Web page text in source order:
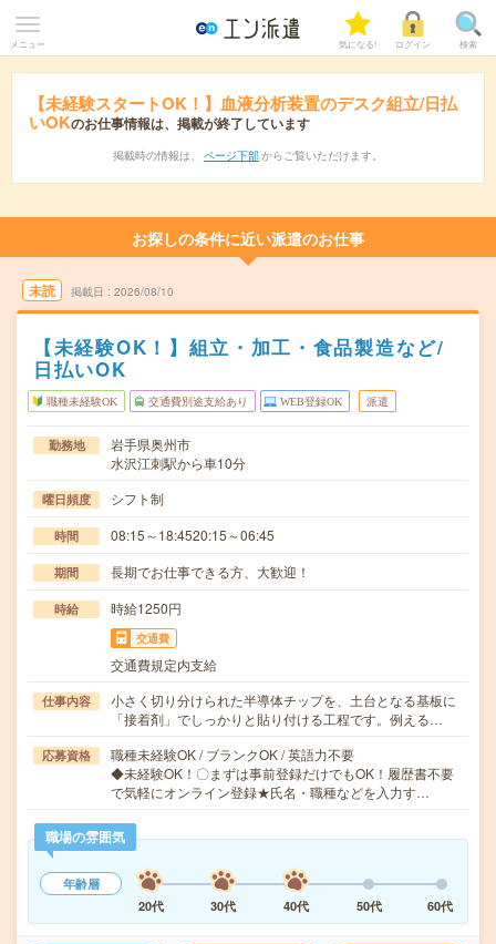
メニュー 気になる! ログイン 検索
【未経験スタートOK！】血液分析装置のデスク組立/日払
いOKのお仕事情報は、掲載が終了しています
掲載時の情報は、 ページ下部 からご覧いただけます。
お探しの条件に近い派遣のお仕事
未読 掲載日 2026/08/10
【未経験OK！】組立・加工・食品製造など/
日払いOK
職種未経験OK 交通費別途支給あり WEB登録OK 派遣
勤務地
岩手県奥州市
水沢江刺駅から車10分
曜日頻度 シフト制
時間 08:15～18:4520:15～06:45
期間 長期でお仕事できる方、大歓迎！
時給 時給1250円
交通費
交通費規定内支給
仕事内容
小さく切り分けられた半導体チップを、土台となる基板に
「接着剤」でしっかりと貼り付ける工程です。例える…
応募資格
職種未経験OK / ブランクOK / 英語力不要
◆未経験OK！〇まずは事前登録だけでもOK！履歴書不要
で気軽にオンライン登録★氏名・職種などを入力す…
職場の雰囲気
年齢層
20代
30代 40代 50代 60代